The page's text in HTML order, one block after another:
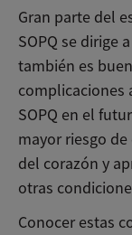
Gran parte del
SOPQ se dirige
también es
complicaciones
SOPQ en el
mayor riesgo
del corazón y
otras
Conocer estas